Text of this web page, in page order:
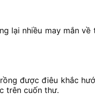
lại nhiều may mắn về
được điêu khắc
trên cuốn thư.